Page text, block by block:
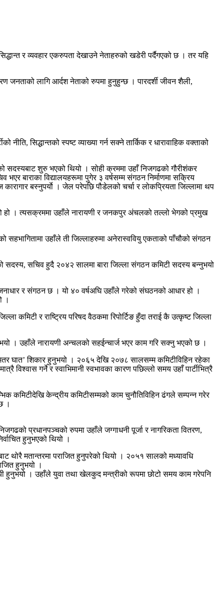
र व्यवहार एकरुपता देखाउने नेताहरुको खडेरी पर्दैगएको छ । तर यहि
जनताको लागि आर्दश नेताको रुपमा हुनुहुन्छ । पारदर्शी जीवन शैली,
सिद्धान्तको स्पष्ट व्याख्या गर्न सक्ने तार्किक र धारावाहिक वक्ताको
सदस्यबाट शुरु भएको थियो । सोही क्रममा उहाँ निजगढको गौरीशंकर
बाराका विद्यालयहरूमा पुगेर ३ वर्षसम्म संगठन निर्माणमा सक्रिय
बस्नुपर्याे । जेल परेपछि पौडेलको चर्चा र लोकप्रियता जिल्लामा थप
हो । त्यसक्रममा उहाँले नारायणी र जनकपुर अंचलको तल्लो भेगको प्रमुख
सहभागितामा उहाँले ती जिल्लाहरुमा अनेरास्ववियु एकताको पाँचौको संगठन
सदस्य, सचिव हुदै २०४२ सालमा बारा जिल्ला संगठन कमिटी सदस्य बन्नुभयो
जनाधार र संगठन छ । यो ४० वर्षअघि उहाँले गरेको संघठनको आधार हो ।
।
कमिटी र राष्ट्रिय परिषद वैठकमा रिपोर्टिङ हुँदा तराई कै उत्कृष्ट जिल्ला
। उहाँले नारायणी अन्चलको सहईन्चार्ज भएर काम गरि सक्नु भएको छ ।
घात’ शिकार हुनुभयो । २०६५ देखि २०७८ सालसम्म कमिटीविहिन रहेका
विश्वास गर्ने र स्वाभिमानी स्वभावका कारण पछिल्लो समय उहाँ पार्टीभित्रै
केन्द्रीय कमिटीसम्मको काम चुनौतिविहिन ढंगले सम्पन्न गरेर
।
प्रधानपञ्चको रुपमा उहाँले जग्गाधनी पूर्जा र नागरिकता वितरण,
हुनुभएको थियो ।
थोरै मतान्तरमा पराजित हुनुपरेको थियो । २०५१ सालको मध्यावधि
हुनुभयो ।
हुनुभयो । उहाँले युवा तथा खेलकुद मन्त्रीको रूपमा छोटो समय काम गरेपनि